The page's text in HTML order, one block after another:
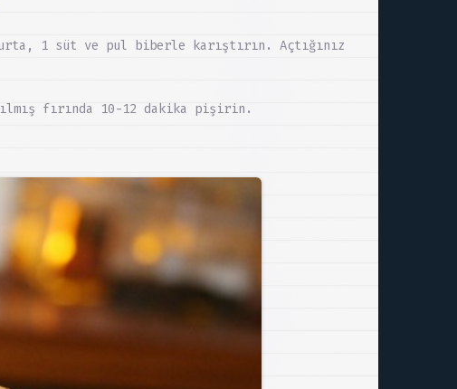
1 süt ve pul biberle karıştırın. Açtığınız
fırında 10-12 dakika pişirin.